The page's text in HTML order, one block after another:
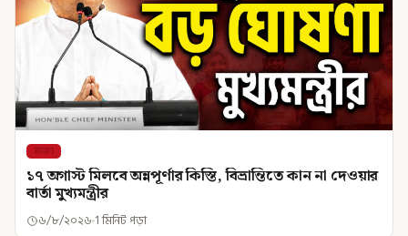
রাজ্য
১৭ অগাস্ট মিলবে অন্নপূর্ণার কিস্তি, বিভ্রান্তিতে কান না দেওয়ার
বার্তা মুখ্যমন্ত্রীর
৬/৮/২০২৬ 1 মিনিট পড়া